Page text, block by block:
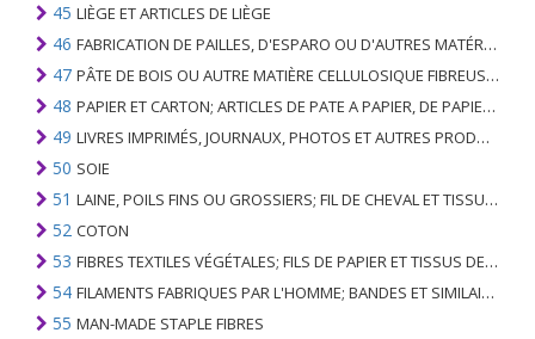
45 LIÈGE ET ARTICLES DE LIÈGE
46 FABRICATION DE PAILLES, D'ESPARO OU D'AUTRES MATÉRIAUX DE COULÉE; BASKETWARE ET WICKERWORK
47 PÂTE DE BOIS OU AUTRE MATIÈRE CELLULOSIQUE FIBREUSE; PAPIER OU CARTON RÉCUPÉRÉ (DÉCHETS ET DÉCHETS)
48 PAPIER ET CARTON; ARTICLES DE PATE A PAPIER, DE PAPIER OU DE CARTON
49 LIVRES IMPRIMÉS, JOURNAUX, PHOTOS ET AUTRES PRODUITS DE L'INDUSTRIE DE L'IMPRIMERIE; MANUSCRITS, TYPESCRIPTS ET PLANS
50 SOIE
51 LAINE, POILS FINS OU GROSSIERS; FIL DE CHEVAL ET TISSU TISSÉ
52 COTON
53 FIBRES TEXTILES VÉGÉTALES; FILS DE PAPIER ET TISSUS DE FILS DE PAPIER
54 FILAMENTS FABRIQUES PAR L'HOMME; BANDES ET SIMILAIRES DE MATIERES TEXTILES SYNTHETIQUES
55 MAN-MADE STAPLE FIBRES